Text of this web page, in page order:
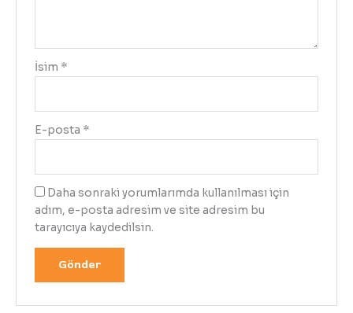
İsim *
E-posta *
Daha sonraki yorumlarımda kullanılması için
adım, e-posta adresim ve site adresim bu
tarayıcıya kaydedilsin.